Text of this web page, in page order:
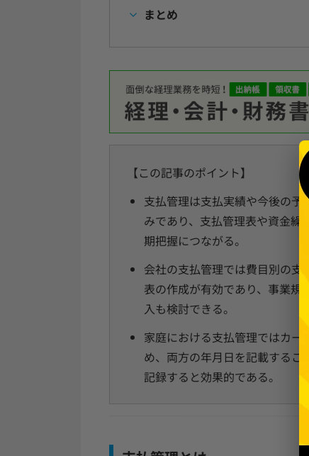
まとめ
【この記事のポイント】
支払管理は支払実績や今後の予
みであり、支払管理表や資金
期把握につながる。
会社の支払管理では費目別の支
表の作成が有効であり、事業
入も検討できる。
家庭における支払管理ではカー
め、両方の年月日を記載する
記録すると効果的である。